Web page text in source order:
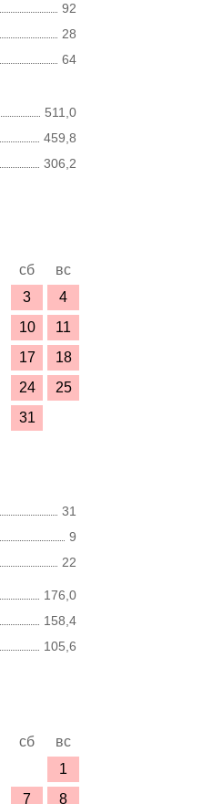
92
28
64
511,0
459,8
306,2
сб
вс
3
4
10
11
17
18
24
25
31
31
9
22
176,0
158,4
105,6
сб
вс
1
7 8